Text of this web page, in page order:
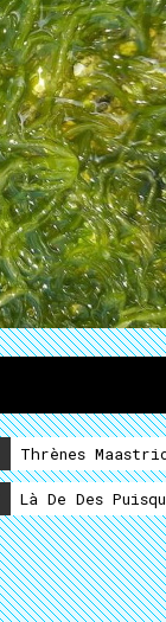
Thrènes
Là De Des